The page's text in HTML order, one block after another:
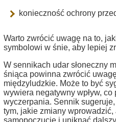
konieczność ochrony
Warto zwrócić uwagę na to,
symbolowi w śnie, aby lepiej
W sennikach udar słoneczny
śniąca powinna zwrócić
międzyludzkie. Może to być
wywiera negatywny wpływ,
wyczerpania. Sennik
tym, jakie zmiany